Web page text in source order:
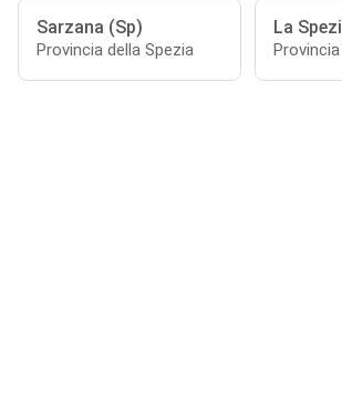
Sarzana (Sp)
Provincia della Spezia
La